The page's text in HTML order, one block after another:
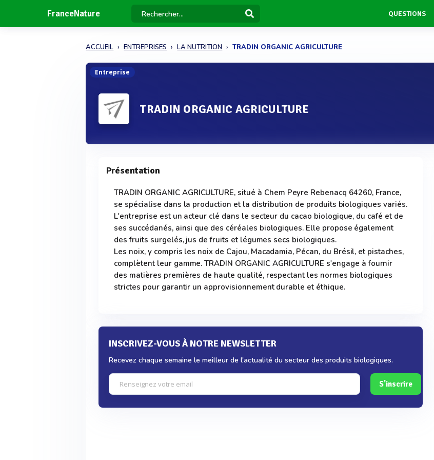
FranceNature QUESTIONS
ACCUEIL ENTREPRISES LA NUTRITION TRADIN ORGANIC AGRICULTURE
Entreprise
TRADIN ORGANIC AGRICULTURE
Présentation
TRADIN ORGANIC AGRICULTURE, situé à Chem Peyre Rebenacq 64260, France,
se spécialise dans la production et la distribution de produits biologiques variés.
L'entreprise est un acteur clé dans le secteur du cacao biologique, du café et de
ses succédanés, ainsi que des céréales biologiques. Elle propose également
des fruits surgelés, jus de fruits et légumes secs biologiques.
Les noix, y compris les noix de Cajou, Macadamia, Pécan, du Brésil, et pistaches,
complètent leur gamme. TRADIN ORGANIC AGRICULTURE s'engage à fournir
des matières premières de haute qualité, respectant les normes biologiques
strictes pour garantir un approvisionnement durable et éthique.
INSCRIVEZ-VOUS À NOTRE NEWSLETTER
Recevez chaque semaine le meilleur de l'actualité du secteur des produits biologiques.
S'inscrire